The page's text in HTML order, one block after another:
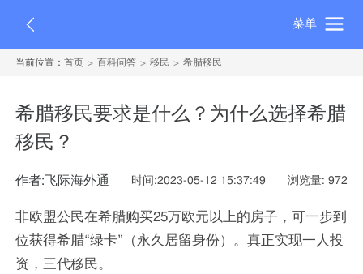
菜单
当前位置：首页 百科问答 移民 希腊移民
希腊移民要求是什么？为什么选择希腊
移民？
作者:飞际海外通 时间:2023-05-12 15:37:49 浏览量: 972
非欧盟公民在希腊购买25万欧元以上的房子，可一步到
位获得希腊“绿卡”（永久居留身份）。真正实现一人投
资，三代移民。